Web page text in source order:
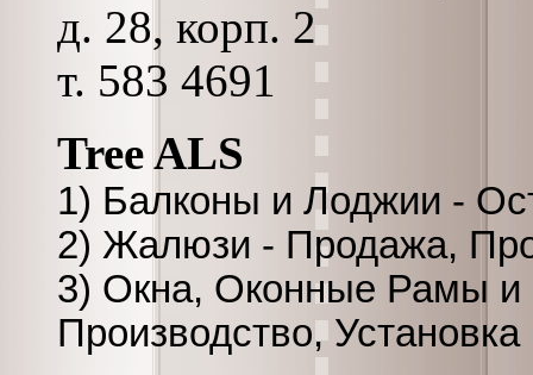
д. 28, корп. 2
т. 583 4691
Tree ALS
1) Балконы и Лоджии -
2) Жалюзи - Продажа,
3) Окна, Оконные Рамы и
Производство, Установка